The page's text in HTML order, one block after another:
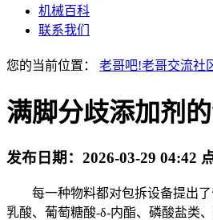
机械百科
联系我们
您的当前位置： 老哥吧!老哥交流社
满脚分歧添加剂
发布日期： 2026-03-29 04:42
每一种物料都对包拆设备提出了
乳酸、葡萄糖酸-δ-内酯、磷酸盐类